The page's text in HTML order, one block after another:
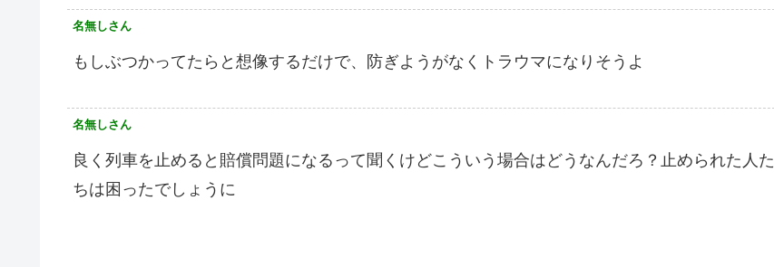
名無しさん
もしぶつかってたらと想像するだけで、防ぎようがなくトラウマになりそうよ
名無しさん
良く列車を止めると賠償問題になるって聞くけどこういう場合はどうなんだろ？止められた人た
ちは困ったでしょうに